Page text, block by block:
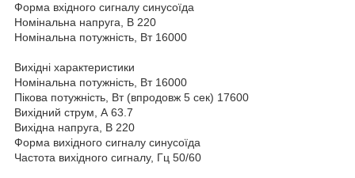
Форма вхідного сигналу синусоїда
Номінальна напруга, В 220
Номінальна потужність, Вт 16000
Вихідні характеристики
Номінальна потужність, Вт 16000
Пікова потужність, Вт (впродовж 5 сек) 17600
Вихідний струм, А 63.7
Вихідна напруга, В 220
Форма вихідного сигналу синусоїда
Частота вихідного сигналу, Гц 50/60